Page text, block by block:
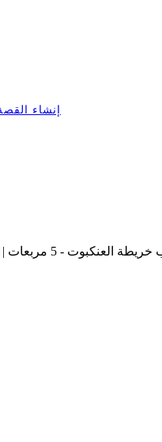
إنشاء
قالب خريطة